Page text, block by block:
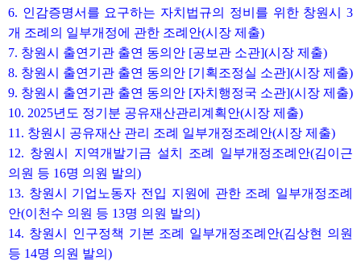
6. 인감증명서를 요구하는 자치법규의 정비를 위한 창원시 3
개 조례의 일부개정에 관한 조례안(시장 제출)
7. 창원시 출연기관 출연 동의안 [공보관 소관](시장 제출)
8. 창원시 출연기관 출연 동의안 [기획조정실 소관](시장 제출)
9. 창원시 출연기관 출연 동의안 [자치행정국 소관](시장 제출)
10. 2025년도 정기분 공유재산관리계획안(시장 제출)
11. 창원시 공유재산 관리 조례 일부개정조례안(시장 제출)
12. 창원시 지역개발기금 설치 조례 일부개정조례안(김이근
의원 등 16명 의원 발의)
13. 창원시 기업노동자 전입 지원에 관한 조례 일부개정조례
안(이천수 의원 등 13명 의원 발의)
14. 창원시 인구정책 기본 조례 일부개정조례안(김상현 의원
등 14명 의원 발의)